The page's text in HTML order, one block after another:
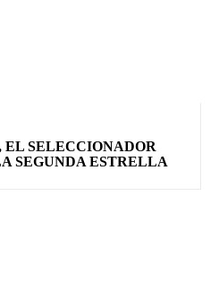
SELECCIONADOR
SEGUNDA ESTRELLA